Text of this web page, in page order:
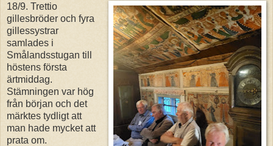
18/9. Trettio
gillesbröder och fyra
gillessystrar
samlades i
Smålandsstugan till
höstens första
ärtmiddag.
Stämningen var hög
från början och det
märktes tydligt att
man hade mycket att
prata om.